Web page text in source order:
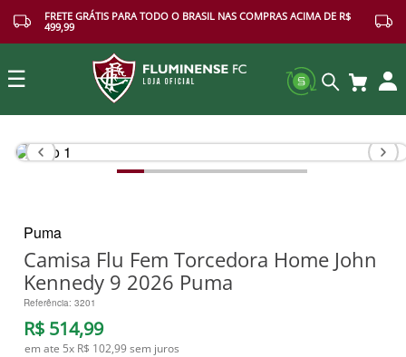
FRETE GRÁTIS PARA TODO O BRASIL NAS COMPRAS ACIMA DE R$
499,99
☰
Buscar
Puma
Camisa Flu Fem Torcedora Home John
Kennedy 9 2026 Puma
Referência: 3201
R$ 514,99
em ate 5x R$ 102,99sem juros